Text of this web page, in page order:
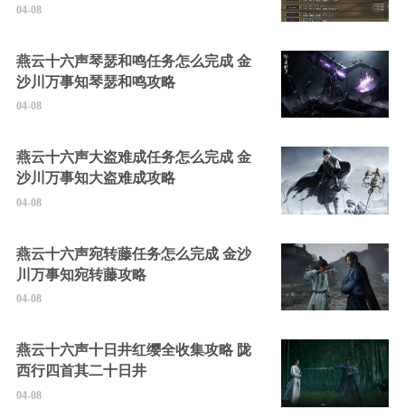
04-08
燕云十六声琴瑟和鸣任务怎么完成 金
沙川万事知琴瑟和鸣攻略
04-08
燕云十六声大盗难成任务怎么完成 金
沙川万事知大盗难成攻略
04-08
燕云十六声宛转藤任务怎么完成 金沙
川万事知宛转藤攻略
04-08
燕云十六声十日井红缨全收集攻略 陇
西行四首其二十日井
04-08